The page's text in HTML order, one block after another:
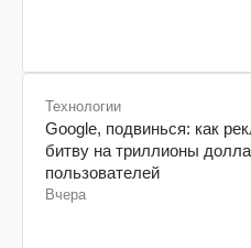
Технологии
Google, подвинься: как
битву на триллионы
пользователей
Вчера